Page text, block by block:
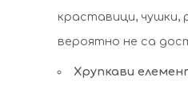
краставици, чушки,
вероятно не са
Хрупкави